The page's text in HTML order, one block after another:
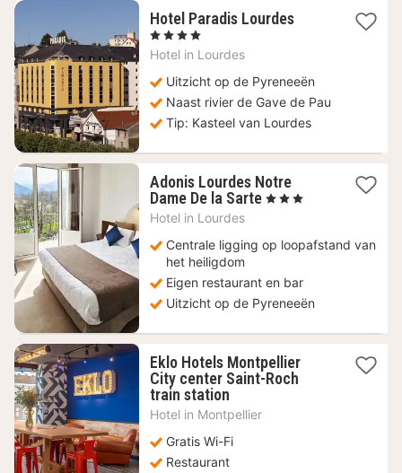
Hotel Paradis Lourdes1
€
, 4 Sterren
Hotel in Lourdes
Uitzicht op de Pyreneeën
Naast rivier de Gave de Pau
Tip: Kasteel van Lourdes
Adonis Lourdes Notre
Dame De la Sarte 1
45
, 3 Sterren
Hotel in Lourdes
Centrale ligging op loopafstand van
het heiligdom
Eigen restaurant en bar
Uitzicht op de Pyreneeën
Eklo Hotels Montpellier
City center Saint-Roch
train station1
nacht
vanaf
65,27
€
Hotel in Montpellier
Gratis Wi-Fi
Restaurant